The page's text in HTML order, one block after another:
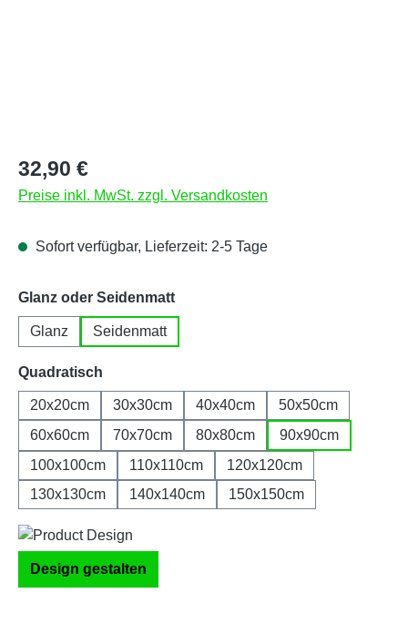
Regulärer Preis:
32,90 €
Preise inkl. MwSt. zzgl. Versandkosten
Sofort verfügbar, Lieferzeit: 2-5 Tage
Glanz oder Seidenmattauswählen
Glanz Seidenmatt
Quadratisch
20x20cm 30x30cm 40x40cm
50x50cm
60x60cm
70x70cm 80x80cm
90x90cm
100x100cm
110x110cm
120x120cm
130x130cm
140x140cm 150x150cm
Design gestalten